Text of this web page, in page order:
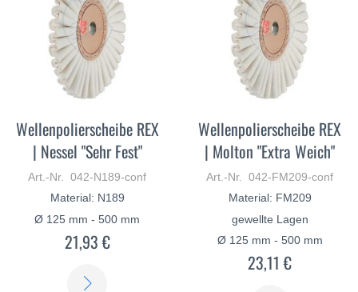
Wellenpolierscheibe REX
| Nessel "Sehr Fest"
Art.-Nr. 042-N189-conf
Material: N189
Ø 125 mm - 500 mm
21,93 €
Wellenpolierscheibe REX
| Molton "Extra Weich"
Art.-Nr. 042-FM209-conf
Material: FM209
gewellte Lagen
Ø 125 mm - 500 mm
23,11 €